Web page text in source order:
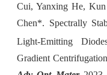
Cui, Yanxing He,
Chen*. Spectrally
Light-Emitting
Gradient